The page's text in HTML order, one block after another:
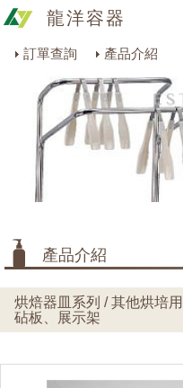
龍洋容器
訂單查詢
產品介紹
商品搜尋
包
烘
餐
生
美
最新消息
產品介紹
烘焙器皿系列 / 其他烘培
砧板、展示架